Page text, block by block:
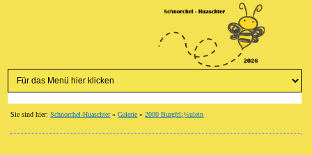
Sie sind hier:Schnorchel-Huaschter»Galerie »2000 Burgfrï¿½ulein